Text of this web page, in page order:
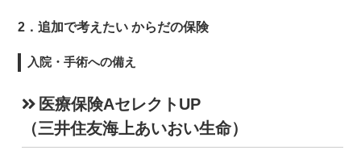
2．追加で考えたい からだの保険
入院・手術への備え
医療保険AセレクトUP
（三井住友海上あいおい生命）